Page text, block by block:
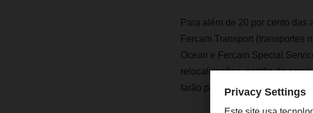
Para além de 20 por cento das
Fercam Transport (transportes
Ocean e Fercam Special
relocalizações, gestão de
farão parte da nova empresa.